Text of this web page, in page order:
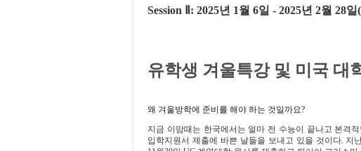
Session
: 2025년 1월 6일 - 2025년 2월 28일(
유학생 겨울특강 및 미국 대
왜 겨울방학에 준비를 해야 하는 것일까요?
지금 이맘때는 한국에서는 얼마 전 수능이 끝나고 본격
입학지원서 제출에 바쁜 날들을 보내고 있을 것이다. 지